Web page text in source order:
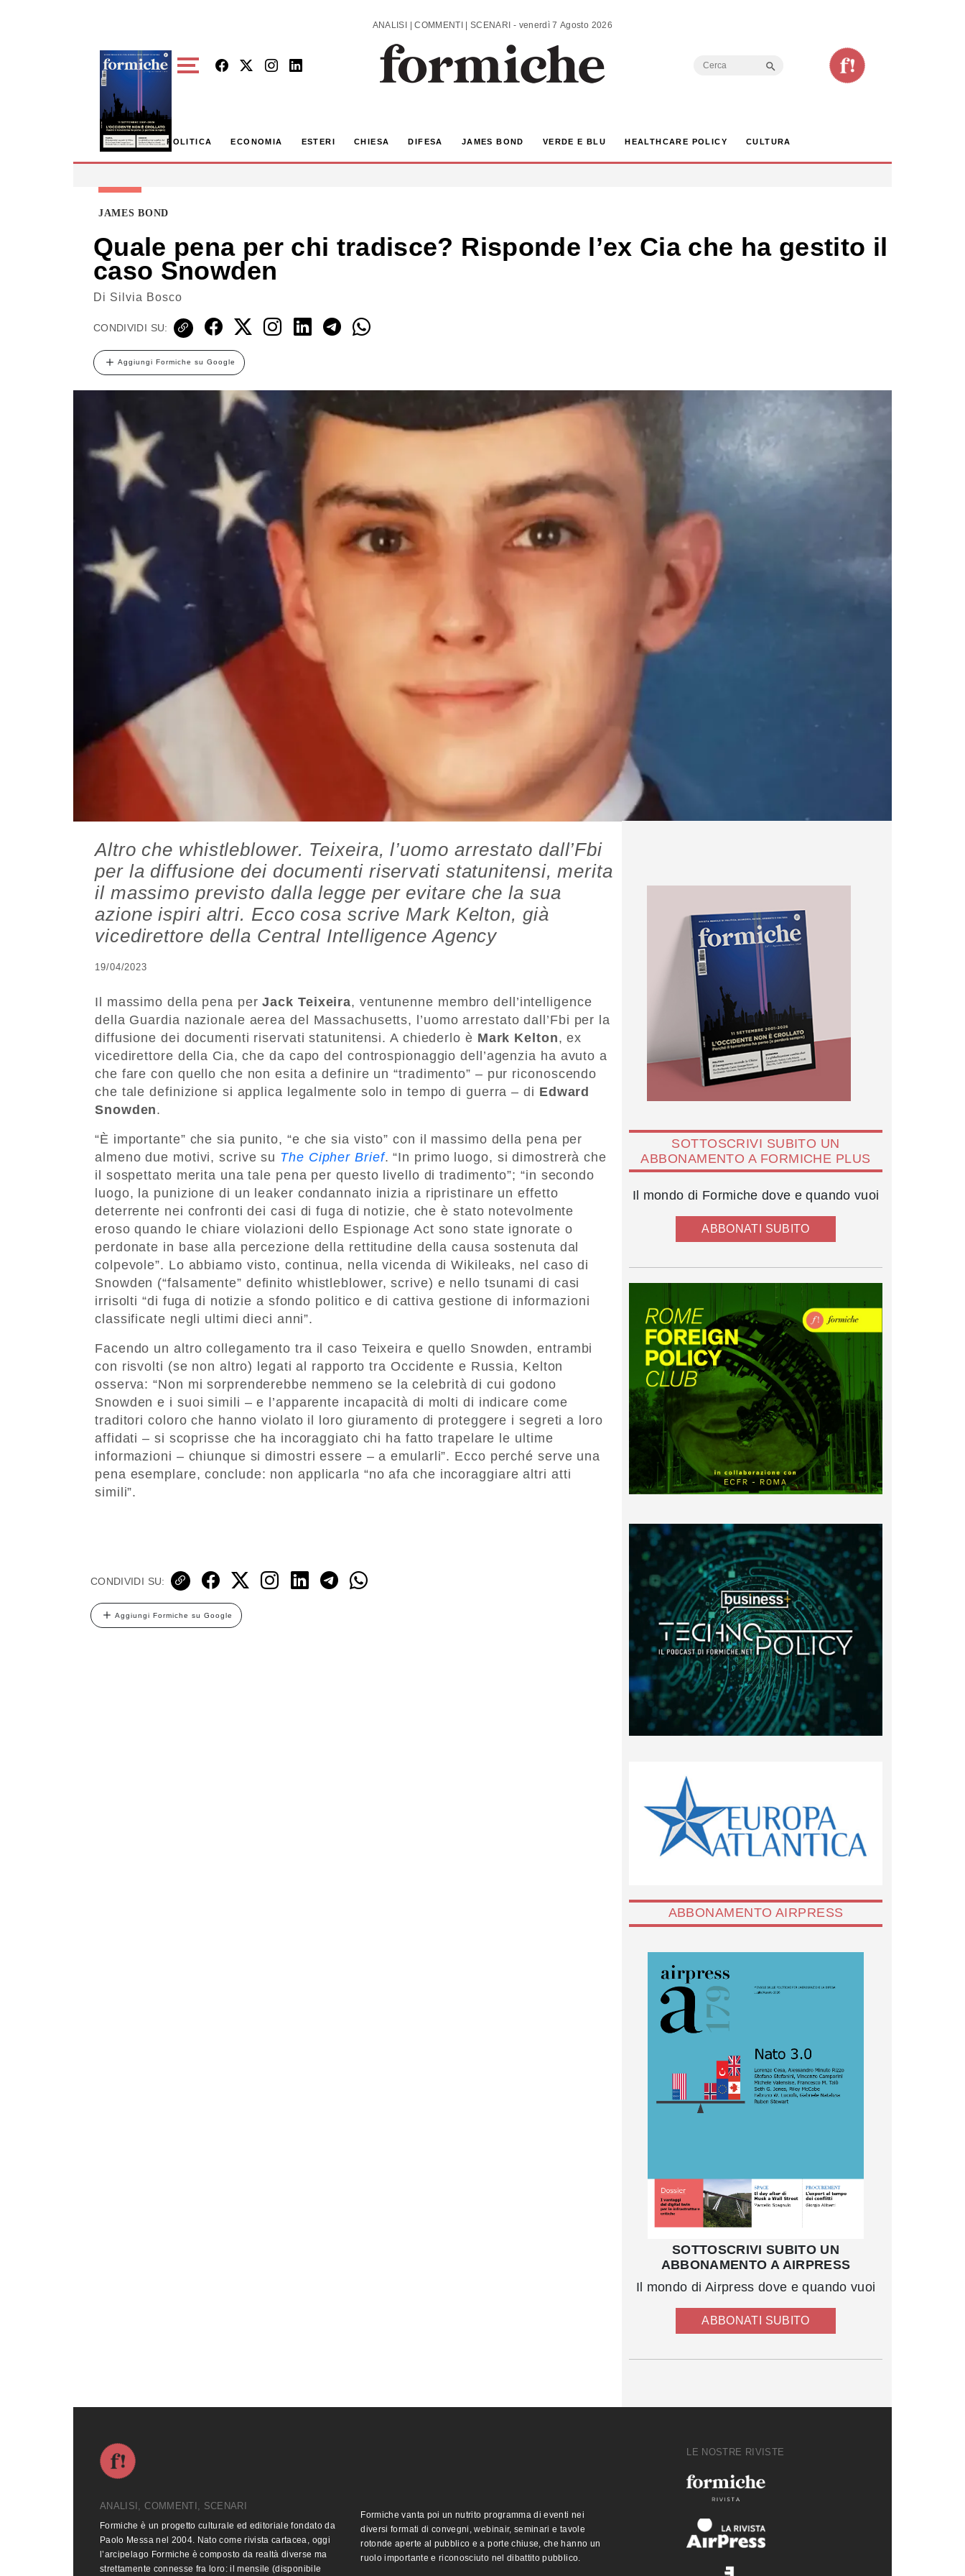
ANALISI | COMMENTI | SCENARI - venerdì 7 Agosto 2026
Search
POLITICA ECONOMIA ESTERI CHIESA DIFESA JAMES BOND VERDE E BLU HEALTHCARE POLICY CULTURA
JAMES BOND
Quale pena per chi tradisce? Risponde l’ex Cia che ha gestito il
caso Snowden
Di Silvia Bosco
CONDIVIDI SU:
Aggiungi Formiche su Google
Altro che whistleblower. Teixeira, l’uomo arrestato dall’Fbi
per la diffusione dei documenti riservati statunitensi, merita
il massimo previsto dalla legge per evitare che la sua
azione ispiri altri. Ecco cosa scrive Mark Kelton, già
vicedirettore della Central Intelligence Agency
19/04/2023
Il massimo della pena perJack Teixeira, ventunenne membro dell’intelligence
della Guardia nazionale aerea del Massachusetts, l’uomo arrestato dall’Fbi per la
diffusione dei documenti riservati statunitensi. A chiederlo è Mark Kelton, ex
vicedirettore della Cia, che da capo del controspionaggio dell’agenzia ha avuto a
che fare con quello che non esita a definire un “tradimento” – pur riconoscendo
che tale definizione si applica legalmente solo in tempo di guerra – di Edward
Snowden.
“È importante” che sia punito, “e che sia visto” con il massimo della pena per
almeno due motivi, scrive su The Cipher Brief. “In primo luogo, si dimostrerà che
il sospettato merita una tale pena per questo livello di tradimento”; “in secondo
luogo, la punizione di un leaker condannato inizia a ripristinare un effetto
deterrente nei confronti dei casi di fuga di notizie, che è stato notevolmente
eroso quando le chiare violazioni dello Espionage Act sono state ignorate o
perdonate in base alla percezione della rettitudine della causa sostenuta dal
colpevole”. Lo abbiamo visto, continua, nella vicenda di Wikileaks, nel caso di
Snowden (“falsamente” definito whistleblower, scrive) e nello tsunami di casi
irrisolti “di fuga di notizie a sfondo politico e di cattiva gestione di informazioni
classificate negli ultimi dieci anni”.
Facendo un altro collegamento tra il caso Teixeira e quello Snowden, entrambi
con risvolti (se non altro) legati al rapporto tra Occidente e Russia, Kelton
osserva: “Non mi sorprenderebbe nemmeno se la celebrità di cui godono
Snowden e i suoi simili – e l’apparente incapacità di molti di indicare come
traditori coloro che hanno violato il loro giuramento di proteggere i segreti a loro
affidati – si scoprisse che ha incoraggiato chi ha fatto trapelare le ultime
informazioni – chiunque si dimostri essere – a emularli”. Ecco perché serve una
pena esemplare, conclude: non applicarla “no afa che incoraggiare altri atti
simili”.
CONDIVIDI SU:
Aggiungi Formiche su Google
SOTTOSCRIVI SUBITO UN
ABBONAMENTO A FORMICHE PLUS
Il mondo di Formiche dove e quando vuoi
ABBONATI SUBITO
ABBONAMENTO AIRPRESS
SOTTOSCRIVI SUBITO UN
ABBONAMENTO A AIRPRESS
Il mondo di Airpress dove e quando vuoi
ABBONATI SUBITO
ANALISI, COMMENTI, SCENARI
Formiche è un progetto culturale ed editoriale fondato da
Paolo Messa nel 2004. Nato come rivista cartacea, oggi
l’arcipelago Formiche è composto da realtà diverse ma
strettamente connesse fra loro: il mensile (disponibile
Formiche vanta poi un nutrito programma di eventi nei
diversi formati di convegni, webinair, seminari e tavole
rotonde aperte al pubblico e a porte chiuse, che hanno un
ruolo importante e riconosciuto nel dibattito pubblico.
LE NOSTRE RIVISTE